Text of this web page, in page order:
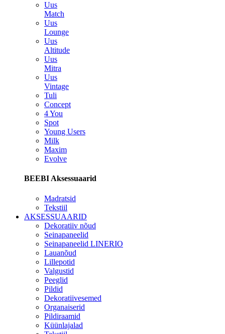
Uus
Match
Uus
Lounge
Uus
Altitude
Uus
Mitra
Uus
Vintage
Tuli
Concept
4 You
Spot
Young Users
Milk
Maxim
Evolve
BEEBI Aksessuaarid
Madratsid
Tekstiil
AKSESSUAARID
Dekoratiiv nõud
Seinapaneelid
Seinapaneelid LINERIO
Lauanõud
Lillepotid
Valgustid
Peeglid
Pildid
Dekoratiivesemed
Organaiserid
Pildiraamid
Küünlajalad